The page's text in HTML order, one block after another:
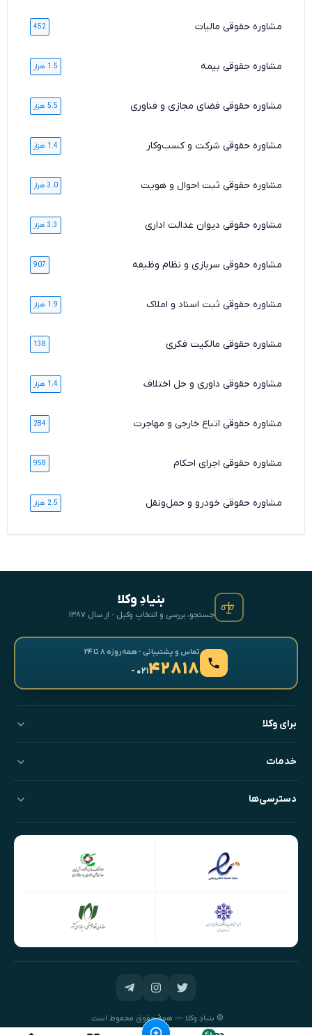
مشاوره حقوقی مالیات 452
مشاوره حقوقی بیمه 1.5 هزار
مشاوره حقوقی فضای مجازی و فناوری 5.5 هزار
مشاوره حقوقی شرکت و کسب‌وکار 1.4 هزار
مشاوره حقوقی ثبت احوال و هویت 3.0 هزار
مشاوره حقوقی دیوان عدالت اداری 3.3 هزار
مشاوره حقوقی سربازی و نظام وظیفه 907
مشاوره حقوقی ثبت اسناد و املاک 1.9 هزار
مشاوره حقوقی مالکیت فکری 138
مشاوره حقوقی داوری و حل اختلاف 1.4 هزار
مشاوره حقوقی اتباع خارجی و مهاجرت 284
مشاوره حقوقی اجرای احکام 958
مشاوره حقوقی خودرو و حمل‌ونقل 2.5 هزار
بنیادِ وکلا
جستجو، بررسی و انتخابِ وکیل · از سال ۱۳۸۷
تماس و پشتیبانی · همه‌روزه ۸ تا ۲۴
۴۲۸۱۸- ۰۲۱
برای وکلا
خدمات
دسترسی‌ها
© بنیادِ وکلا — همهٔ حقوق محفوظ است.